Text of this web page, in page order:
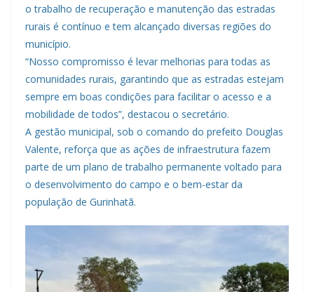
o trabalho de recuperação e manutenção das estradas
rurais é contínuo e tem alcançado diversas regiões do
município.
“Nosso compromisso é levar melhorias para todas as
comunidades rurais, garantindo que as estradas estejam
sempre em boas condições para facilitar o acesso e a
mobilidade de todos”, destacou o secretário.
A gestão municipal, sob o comando do prefeito Douglas
Valente, reforça que as ações de infraestrutura fazem
parte de um plano de trabalho permanente voltado para
o desenvolvimento do campo e o bem-estar da
população de Gurinhatã.